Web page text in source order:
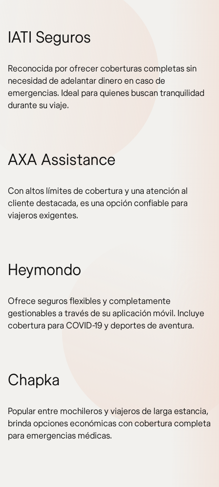
IATI Seguros
Reconocida por ofrecer coberturas completas sin
necesidad de adelantar dinero en caso de
emergencias. Ideal para quienes buscan tranquilidad
durante su viaje.
AXA Assistance
Con altos límites de cobertura y una atención al
cliente destacada, es una opción confiable para
viajeros exigentes.
Heymondo
Ofrece seguros flexibles y completamente
gestionables a través de su aplicación móvil. Incluye
cobertura para COVID-19 y deportes de aventura.
Chapka
Popular entre mochileros y viajeros de larga estancia,
brinda opciones económicas con cobertura completa
para emergencias médicas.